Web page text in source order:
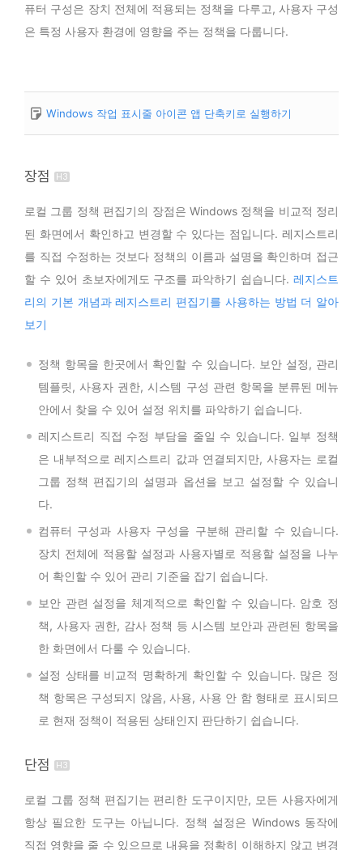
퓨터 구성은 장치 전체에 적용되는 정책을 다루고, 사용자 구성
은 특정 사용자 환경에 영향을 주는 정책을 다룹니다.
Windows 작업 표시줄 아이콘 앱 단축키로 실행하기
장점
로컬 그룹 정책 편집기의 장점은 Windows 정책을 비교적 정리
된 화면에서 확인하고 변경할 수 있다는 점입니다. 레지스트리
를 직접 수정하는 것보다 정책의 이름과 설명을 확인하며 접근
할 수 있어 초보자에게도 구조를 파악하기 쉽습니다. 레지스트
리의 기본 개념과 레지스트리 편집기를 사용하는 방법 더 알아
보기
정책 항목을 한곳에서 확인할 수 있습니다. 보안 설정, 관리
템플릿, 사용자 권한, 시스템 구성 관련 항목을 분류된 메뉴
안에서 찾을 수 있어 설정 위치를 파악하기 쉽습니다.
레지스트리 직접 수정 부담을 줄일 수 있습니다. 일부 정책
은 내부적으로 레지스트리 값과 연결되지만, 사용자는 로컬
그룹 정책 편집기의 설명과 옵션을 보고 설정할 수 있습니
다.
컴퓨터 구성과 사용자 구성을 구분해 관리할 수 있습니다.
장치 전체에 적용할 설정과 사용자별로 적용할 설정을 나누
어 확인할 수 있어 관리 기준을 잡기 쉽습니다.
보안 관련 설정을 체계적으로 확인할 수 있습니다. 암호 정
책, 사용자 권한, 감사 정책 등 시스템 보안과 관련된 항목을
한 화면에서 다룰 수 있습니다.
설정 상태를 비교적 명확하게 확인할 수 있습니다. 많은 정
책 항목은 구성되지 않음, 사용, 사용 안 함 형태로 표시되므
로 현재 정책이 적용된 상태인지 판단하기 쉽습니다.
단점
로컬 그룹 정책 편집기는 편리한 도구이지만, 모든 사용자에게
항상 필요한 도구는 아닙니다. 정책 설정은 Windows 동작에
직접 영향을 줄 수 있으므로 내용을 정확히 이해하지 않고 변경